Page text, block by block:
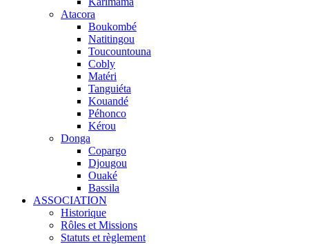
Atacora
Boukombé
Natitingou
Toucountouna
Cobly
Matéri
Tanguiéta
Kouandé
Péhonco
Kérou
Donga
Copargo
Djougou
Ouaké
Bassila
ASSOCIATION
Historique
Rôles et Missions
Statuts et règlement